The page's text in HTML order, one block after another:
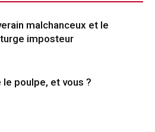
malchanceux et le
imposteur
le poulpe, et vous ?